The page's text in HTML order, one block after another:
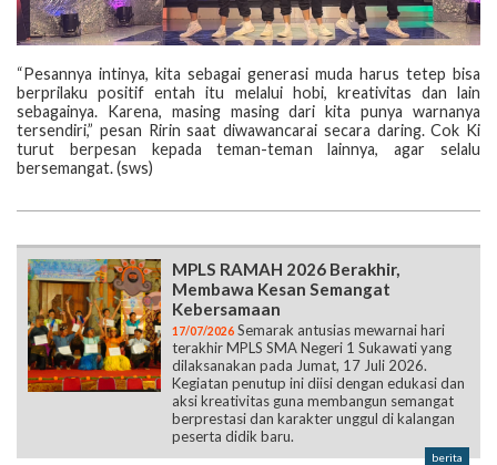
“Pesannya intinya, kita sebagai generasi muda harus tetep bisa
berprilaku positif entah itu melalui hobi, kreativitas dan lain
sebagainya. Karena, masing masing dari kita punya warnanya
tersendiri,” pesan Ririn saat diwawancarai secara daring. Cok Ki
turut berpesan kepada teman-teman lainnya, agar selalu
bersemangat. (sws)
MPLS RAMAH 2026 Berakhir,
Membawa Kesan Semangat
Kebersamaan
17/07/2026 Semarak antusias mewarnai hari
terakhir MPLS SMA Negeri 1 Sukawati yang
dilaksanakan pada Jumat, 17 Juli 2026.
Kegiatan penutup ini diisi dengan edukasi dan
aksi kreativitas guna membangun semangat
berprestasi dan karakter unggul di kalangan
peserta didik baru.
berita